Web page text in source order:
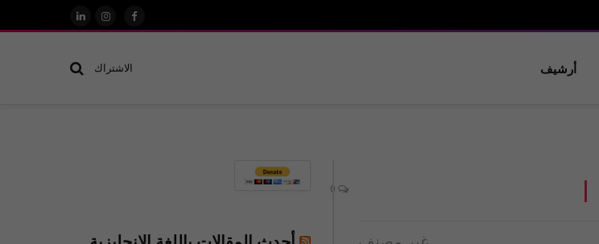
فيسبوكالانستغرام
لينكدإن
أرشيف الاشتراك